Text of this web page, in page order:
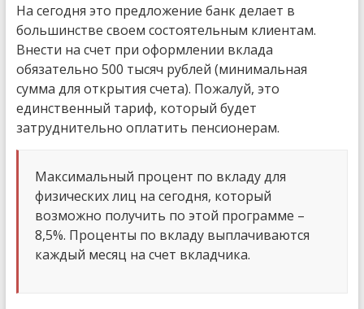
На сегодня это предложение банк делает в
большинстве своем состоятельным клиентам.
Внести на счет при оформлении вклада
обязательно 500 тысяч рублей (минимальная
сумма для открытия счета). Пожалуй, это
единственный тариф, который будет
затруднительно оплатить пенсионерам.
Максимальный процент по вкладу для
физических лиц на сегодня, который
возможно получить по этой программе –
8,5%. Проценты по вкладу выплачиваются
каждый месяц на счет вкладчика.